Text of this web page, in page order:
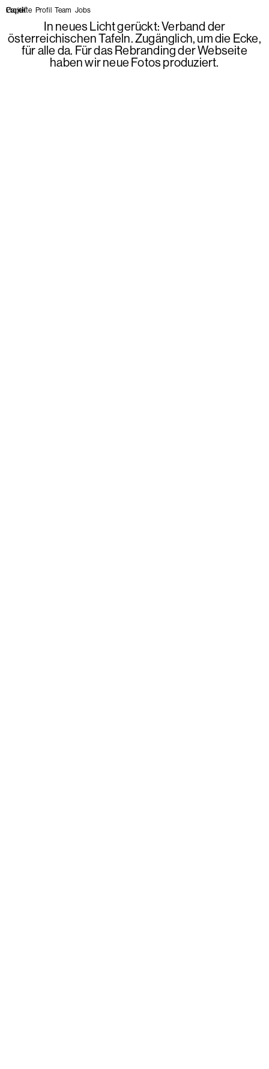
Projekte Profil Team Jobs
In neues Licht gerückt: Verband der
österreichischen Tafeln. Zugänglich, um die Ecke,
für alle da. Für das Rebranding der Webseite
haben wir neue Fotos produziert.